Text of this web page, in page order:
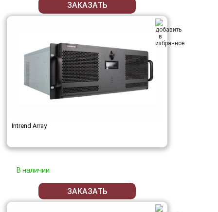
ЗАКАЗАТЬ
Intrend Array
В наличии
ЗАКАЗАТЬ